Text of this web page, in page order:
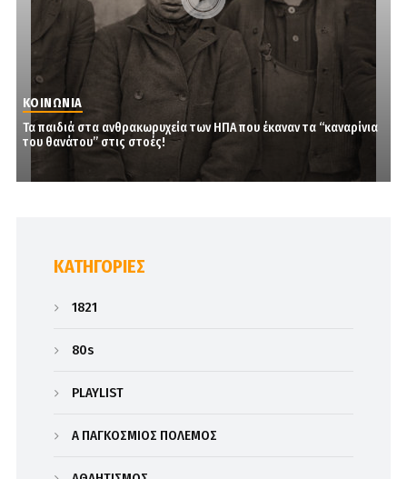
ΚΟΙΝΩΝΙΑ
Τα παιδιά στα ανθρακωρυχεία των ΗΠΑ που έκαναν τα “καναρίνια
του θανάτου” στις στοές!
KΑΤΗΓΟΡΊΕΣ
1821
80s
PLAYLIST
Α΄ ΠΑΓΚΟΣΜΙΟΣ ΠΟΛΕΜΟΣ